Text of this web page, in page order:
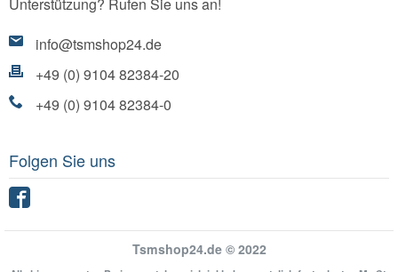
Unterstützung? Rufen Sie uns an!
info@tsmshop24.de
+49 (0) 9104 82384-20
+49 (0) 9104 82384-0
Folgen Sie uns
Tsmshop24.de © 2022